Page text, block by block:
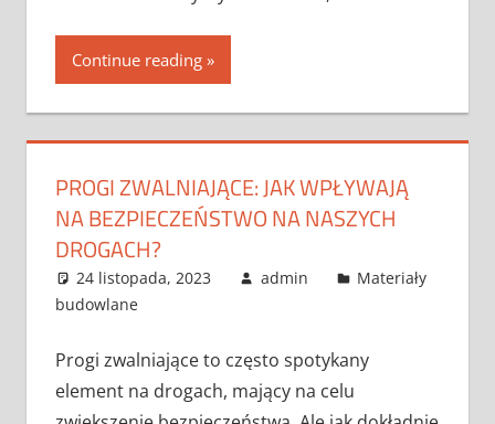
Continue reading
PROGI ZWALNIAJĄCE: JAK WPŁYWAJĄ
NA BEZPIECZEŃSTWO NA NASZYCH
DROGACH?
24 listopada, 2023 admin
Materiały
budowlane
Progi zwalniające to często spotykany
element na drogach, mający na celu